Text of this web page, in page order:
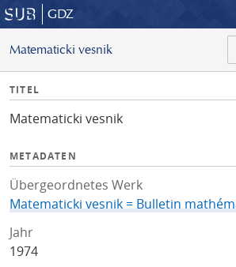
GDZ
Matematicki vesnik
I
f
TITEL
Matematicki vesnik
METADATEN
Übergeordnetes Werk
Matematicki vesnik = Bulletin
Jahr
1974